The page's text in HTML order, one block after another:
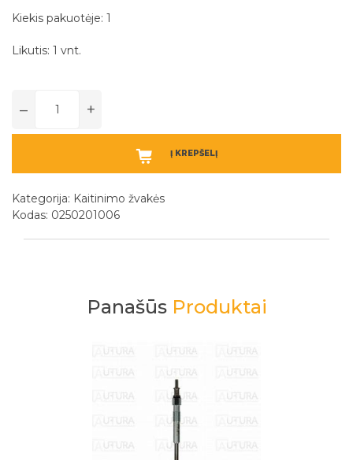
Kiekis pakuotėje: 1
Likutis: 1 vnt.
– +
Į KREPŠELĮ
Kategorija: Kaitinimo žvakės
Kodas: 0250201006
Panašūs Produktai